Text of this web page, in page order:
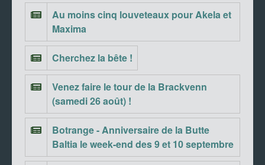
Au moins cinq louveteaux pour Akela et
Maxima
Cherchez la bête !
Venez faire le tour de la Brackvenn
(samedi 26 août) !
Botrange - Anniversaire de la Butte
Baltia le week-end des 9 et 10 septembre